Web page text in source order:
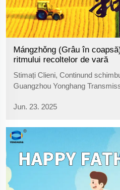
Mángzhǒng (Grâu în
ritmului recoltelor de vară
Stimați Clieni, Continund
Guangzhou Yonghang
Zhong) din cele 24 de termene
Jun. 23. 2025